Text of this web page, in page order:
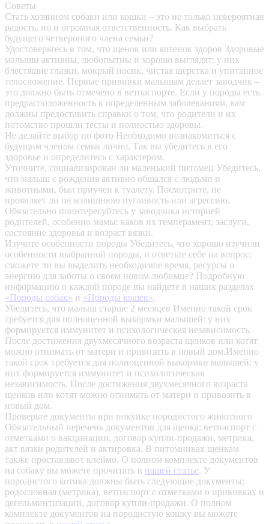
Советы
Стать хозяином собаки или кошки – это не только невероятная
радость, но и огромная ответственность. Как выбрать
будущего четвероного члена семьи?
Удостоверьтесь в том, что щенок или котенок здоров Здоровые
малыши активны, любопытны и хорошо выглядят: у них
блестящие глазки, мокрый носик, чистая шерстка и упитанное
телосложение. Первые прививки малышам делает заводчик –
это должно быть отмечено в ветпаспорте. Если у породы есть
предрасположенность к определенным заболеваниям, вам
должны предоставить справки о том, что родители и их
потомство прошли тесты и полностью здоровы.
Не делайте выбор по фото Необходимо познакомиться с
будущим членом семьи лично. Так вы убедитесь в его
здоровье и определитесь с характером.
Уточните, социализирован ли маленький питомец Убедитесь,
что малыш с рождения активно общался с людьми и
животными, был приучен к туалету. Посмотрите, не
проявляет ли он излишнюю пугливость или агрессию.
Обязательно поинтересуйтесь у заводчика историей
родителей, особенно мамы: каков их темперамент, заслуги,
состояние здоровья и возраст вязки.
Изучите особенности породы Убедитесь, что хорошо изучили
особенности выбранной породы, и ответьте себе на вопрос:
сможете ли вы выделить необходимое время, ресурсы и
энергию для заботы о своем новом любимце? Подробную
информацию о каждой породе вы найдете в наших разделах
«Породы собак» и «Породы кошек».
Убедитесь, что малыш старше 2 месяцев Именно такой срок
требуется для полноценной выкормки малышей: у них
формируется иммунитет и психологическая независимость.
После достижения двухмесячного возраста щенков или котят
можно отнимать от матери и привозить в новый дом.Именно
такой срок требуется для полноценной выкормки малышей: у
них формируется иммунитет и психологическая
независимость. После достижения двухмесячного возраста
щенков или котят можно отнимать от матери и привозить в
новый дом.
Проверьте документы при покупке породистого животного
Обязательный перечень документов для щенка: ветпаспорт с
отметками о вакцинации, договор купли-продажи, метрика,
акт вязки родителей и актировка. В питомниках щенкам
также проставляют клеймо. О полном комплекте документов
на собаку вы можете прочитать в нашей статье. У
породистого котика должны быть следующие документы:
родословная (метрика), ветпаспорт с отметками о прививках и
дегельминтизации, договор купли-продажи. О полном
комплекте документов на породистую кошку вы можете